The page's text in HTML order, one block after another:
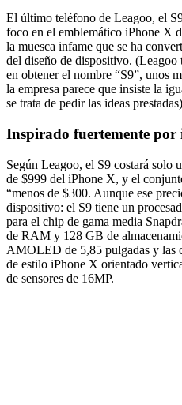
El último teléfono de Leagoo, el
foco en el emblemático iPhone X
la muesca infame que se ha
del diseño de dispositivo. (Leagoo
en obtener el nombre “S9”, unos
la empresa parece que insiste la
se trata de pedir las ideas
Inspirado fuertemente por
Según Leagoo, el S9 costará solo
de $999 del iPhone X, y el
“menos de $300. Aunque ese
dispositivo: el S9 tiene un
para el chip de gama media
de RAM y 128 GB de
AMOLED de 5,85 pulgadas y las
de estilo iPhone X orientado
de sensores de 16MP.